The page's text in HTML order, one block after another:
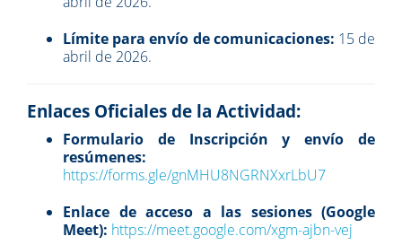
Límite para envío de comunicaciones: 15 de
abril de 2026.
Enlaces Oficiales de la Actividad:
Formulario de Inscripción y envío de
resúmenes:
https://forms.gle/gnMHU8NGRNXxrLbU7
Enlace de acceso a las sesiones (Google
Meet): https://meet.google.com/xgm-ajbn-vej